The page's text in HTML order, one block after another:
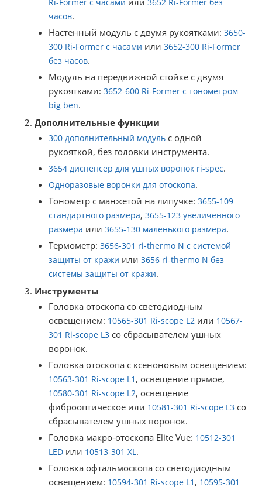
часов.
Настенный модуль с двумя рукоятками: 3650-
300 Ri-Former с часами или 3652-300 Ri-Former
без часов.
Модуль на передвижной стойке с двумя
рукоятками: 3652-600 Ri-Former с тонометром
big ben.
Дополнительные функции
300 дополнительный модуль с одной
рукояткой, без головки инструмента.
3654 диспенсер для ушных воронок ri-spec.
Одноразовые воронки для отоскопа.
Тонометр с манжетой на липучке: 3655-109
стандартного размера, 3655-123 увеличенного
размера или 3655-130 маленького размера.
Термометр: 3656-301 ri-thermo N с системой
защиты от кражи или 3656 ri-thermo N без
системы защиты от кражи.
Инструменты
Головка отоскопа со светодиодным
освещением: 10565-301 Ri-scope L2 или 10567-
301 Ri-scope L3 со сбрасывателем ушных
воронок.
Головка отоскопа с ксеноновым освещением:
10563-301 Ri-scope L1 , освещение прямое,
10580-301 Ri-scope L2, освещение
фиброоптическое или 10581-301 Ri-scope L3 со
сбрасывателем ушных воронок.
Головка макро-отоскопа Elite Vue: 10512-301
LED или 10513-301 XL .
Головка офтальмоскопа со светодиодным
освещением: 10594-301 Ri-scope L1 , 10595-301